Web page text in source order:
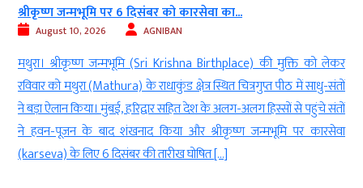
श्रीकृष्ण जन्मभूमि पर 6 दिसंबर को कारसेवा का...
August 10, 2026 AGNIBAN
मथुरा। श्रीकृष्ण जन्मभूमि (Sri Krishna Birthplace) की मुक्ति को लेकर
रविवार को मथुरा (Mathura) के राधाकुंड क्षेत्र स्थित चित्रगुप्त पीठ में साधु-संतों
ने बड़ा ऐलान किया। मुंबई, हरिद्वार सहित देश के अलग-अलग हिस्सों से पहुंचे संतों
ने हवन-पूजन के बाद शंखनाद किया और श्रीकृष्ण जन्मभूमि पर कारसेवा
(karseva) के लिए 6 दिसंबर की तारीख घोषित […]